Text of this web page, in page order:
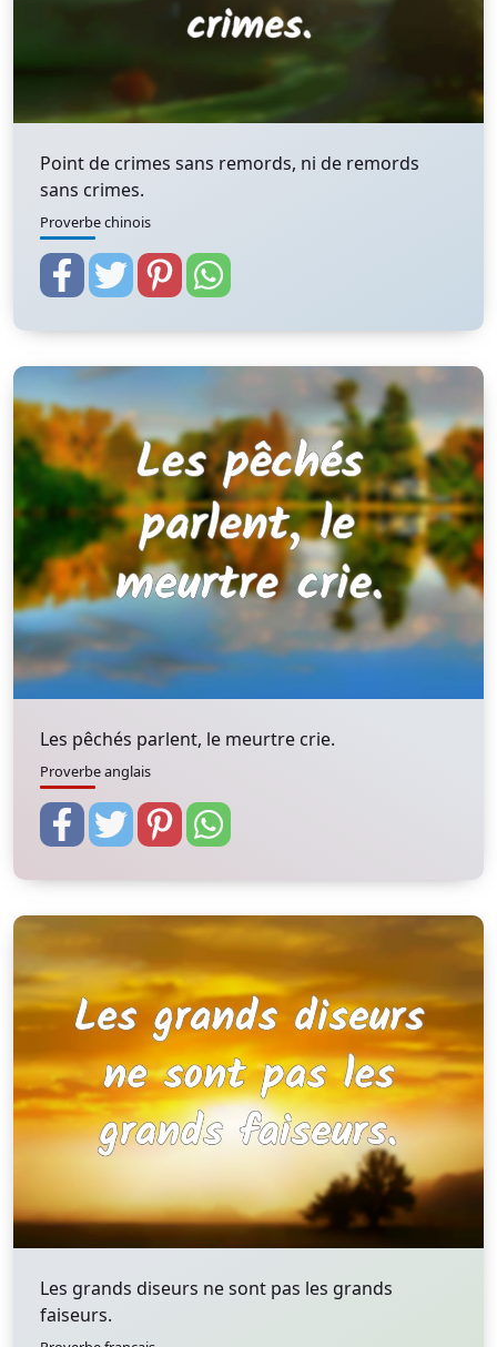
Point de crimes sans remords, ni de remords
sans crimes.
Proverbe chinois
Les pêchés parlent, le meurtre crie.
Proverbe anglais
Les grands diseurs ne sont pas les grands
faiseurs.